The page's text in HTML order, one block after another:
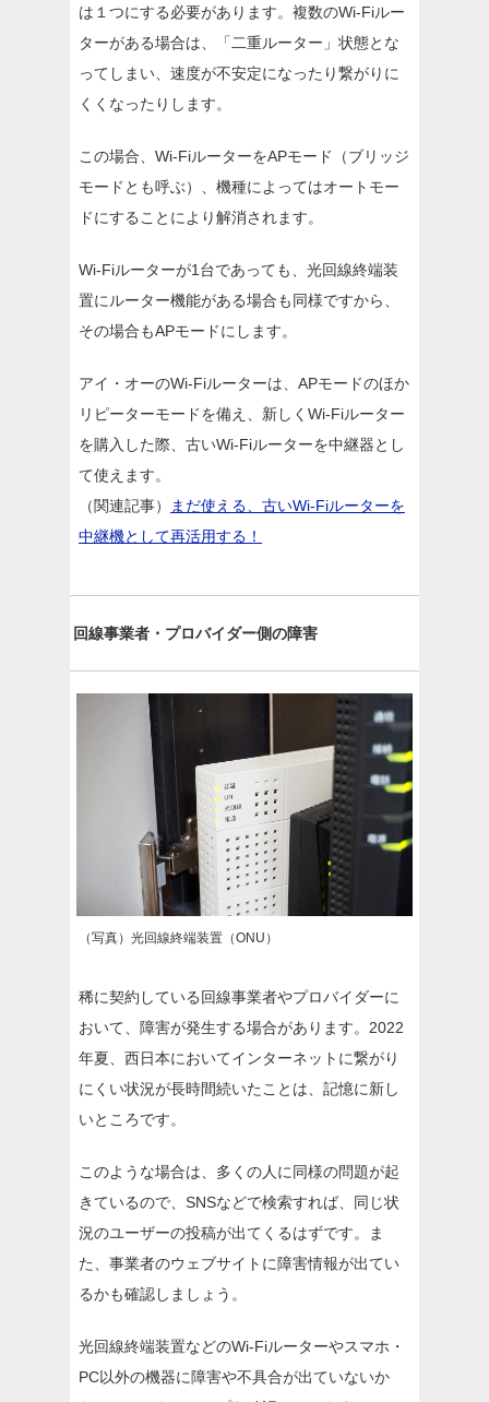
は１つにする必要があります。複数のWi-Fiルー
ターがある場合は、「二重ルーター」状態とな
ってしまい、速度が不安定になったり繋がりに
くくなったりします。
この場合、Wi-FiルーターをAPモード（ブリッジ
モードとも呼ぶ）、機種によってはオートモー
ドにすることにより解消されます。
Wi-Fiルーターが1台であっても、光回線終端装
置にルーター機能がある場合も同様ですから、
その場合もAPモードにします。
アイ・オーのWi-Fiルーターは、APモードのほか
リピーターモードを備え、新しくWi-Fiルーター
を購入した際、古いWi-Fiルーターを中継器とし
て使えます。
（関連記事）
まだ使える、古いWi-Fiルーターを
中継機として再活用する！
回線事業者・プロバイダー側の障害
（写真）光回線終端装置（ONU）
稀に契約している回線事業者やプロバイダーに
おいて、障害が発生する場合があります。2022
年夏、西日本においてインターネットに繋がり
にくい状況が長時間続いたことは、記憶に新し
いところです。
このような場合は、多くの人に同様の問題が起
きているので、SNSなどで検索すれば、同じ状
況のユーザーの投稿が出てくるはずです。ま
た、事業者のウェブサイトに障害情報が出てい
るかも確認しましょう。
光回線終端装置などのWi-Fiルーターやスマホ・
PC以外の機器に障害や不具合が出ていないか